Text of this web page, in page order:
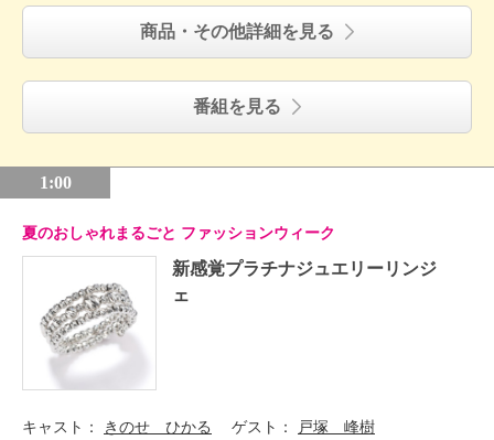
商品・その他詳細を見る
番組を見る
1:00
夏のおしゃれまるごと ファッションウィーク
新感覚プラチナジュエリーリンジ
ェ
キャスト： きのせ ひかる ゲスト： 戸塚 峰樹